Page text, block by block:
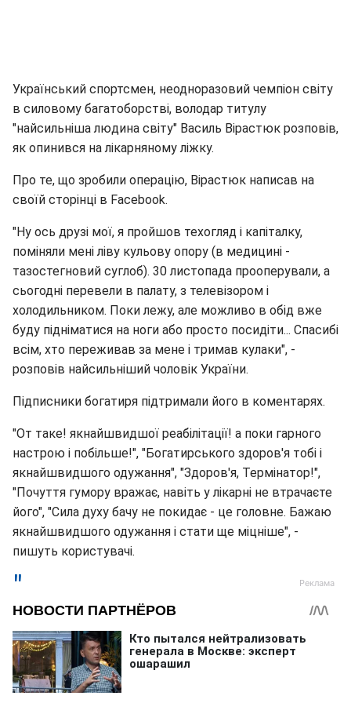
Український спортсмен, неодноразовий чемпіон світу
в силовому багатоборстві, володар титулу
"найсильніша людина світу" Василь Вірастюк розповів,
як опинився на лікарняному ліжку.
Про те, що зробили операцію, Вірастюк написав на
своїй сторінці в Facebook.
"Ну ось друзі мої, я пройшов техогляд і капіталку,
поміняли мені ліву кульову опору (в медицині -
тазостегновий суглоб). 30 листопада прооперували, а
сьогодні перевели в палату, з телевізором і
холодильником. Поки лежу, але можливо в обід вже
буду підніматися на ноги або просто посидіти... Спасибі
всім, хто переживав за мене і тримав кулаки", -
розповів найсильніший чоловік України.
Підписники богатиря підтримали його в коментарях.
"От таке! якнайшвидшої реабілітації! а поки гарного
настрою і побільше!", "Богатирського здоров'я тобі і
якнайшвидшого одужання", "Здоров'я, Термінатор!",
"Почуття гумору вражає, навіть у лікарні не втрачаєте
його", "Сила духу бачу не покидає - це головне. Бажаю
якнайшвидшого одужання і стати ще міцніше", -
пишуть користувачі.